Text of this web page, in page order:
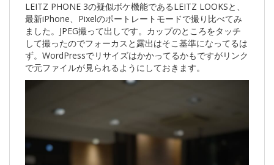
LEITZ PHONE 3の疑似ボケ機能であるLEITZ LOOKSと、
最新iPhone、Pixelのポートレートモードで撮り比べてみ
ました。JPEG撮って出しです。カップのところをタッチ
して撮ったのでフォーカスと露出はそこ基準になってるは
ず。WordPressでリサイズはかかってるかもですがリンク
で元ファイルが見られるようにしておきます。